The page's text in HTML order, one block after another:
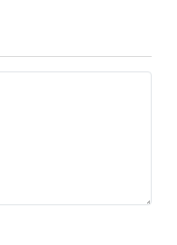
途-
-